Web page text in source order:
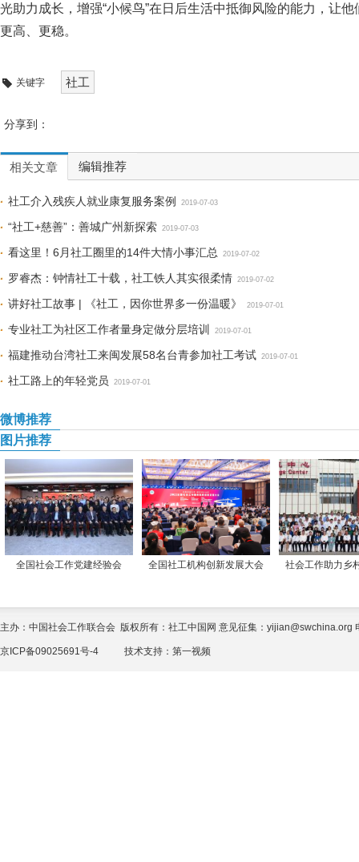
光助力成长，增强“小候鸟”在日后生活中抵御风险的能力，让
更高、更稳。
关键字 社工
分享到：
相关文章 编辑推荐
社工介入残疾人就业康复服务案例 2019-07-03
“社工+慈善”：善城广州新探索 2019-07-03
看这里！6月社工圈里的14件大情小事汇总 2019-07-02
罗睿杰：钟情社工十载，社工铁人其实很柔情 2019-07-02
讲好社工故事 | 《社工，因你世界多一份温暖》 2019-07-01
专业社工为社区工作者量身定做分层培训 2019-07-01
福建推动台湾社工来闽发展58名台青参加社工考试 2019-07-01
社工路上的年轻党员 2019-07-01
微博推荐
图片推荐
全国社会工作党建经验会 全国社工机构创新发展大会 社会工作助力乡
主办：中国社会工作联合会 版权所有：社工中国网 意见征集：yijian@swchina.org
京ICP备09025691号-4 技术支持： 第一视频